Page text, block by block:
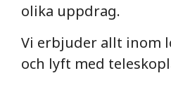
olika uppdrag.
Vi erbjuder allt inom
och lyft med